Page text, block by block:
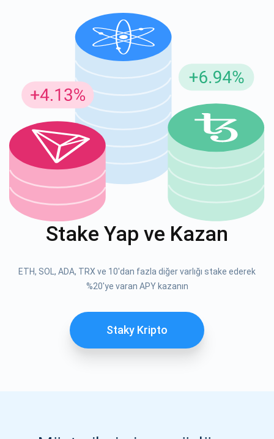
Stake Yap ve Kazan
ETH, SOL, ADA, TRX ve 10'dan fazla diğer varlığı stake ederek
%20'ye varan APY kazanın
Staky Kripto
Atomic
1000.000
ABONE OL
support@atomicwallet.io
YouTube'umuza göz atın
Güncellemeler için Abone Ol
En son proje güncellemelerini ve kripto kılavuzlarını ilk alan
siz olun